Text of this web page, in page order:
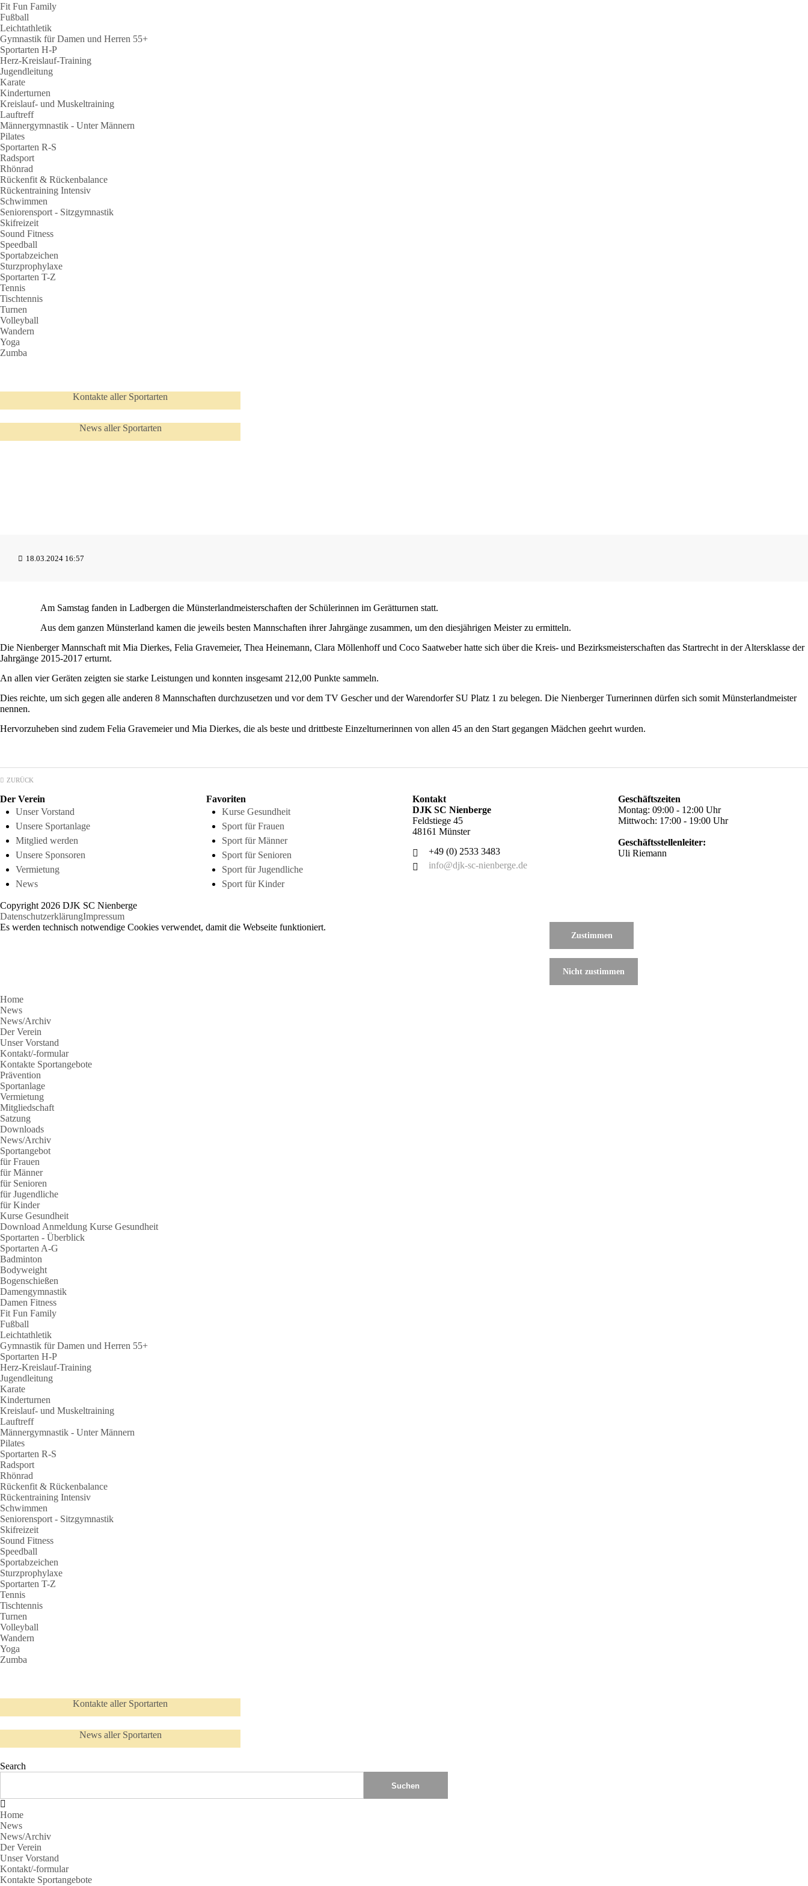
Fit Fun Family
Fußball
Leichtathletik
Gymnastik für Damen und Herren 55+
Sportarten H-P
Herz-Kreislauf-Training
Jugendleitung
Karate
Kinderturnen
Kreislauf- und Muskeltraining
Lauftreff
Männergymnastik - Unter Männern
Pilates
Sportarten R-S
Radsport
Rhönrad
Rückenfit & Rückenbalance
Rückentraining Intensiv
Schwimmen
Seniorensport - Sitzgymnastik
Skifreizeit
Sound Fitness
Speedball
Sportabzeichen
Sturzprophylaxe
Sportarten T-Z
Tennis
Tischtennis
Turnen
Volleyball
Wandern
Yoga
Zumba
Kontakte aller Sportarten
News aller Sportarten
18.03.2024 16:57
Am Samstag fanden in Ladbergen die Münsterlandmeisterschaften der Schülerinnen im Gerätturnen statt.
Aus dem ganzen Münsterland kamen die jeweils besten Mannschaften ihrer Jahrgänge zusammen, um den diesjährigen Meister zu ermitteln.
Die Nienberger Mannschaft mit Mia Dierkes, Felia Gravemeier, Thea Heinemann, Clara Möllenhoff und Coco Saatweber hatte sich über die Kreis- und Bezirksmeisterschaften das Startrecht in der Altersklasse der
Jahrgänge 2015-2017 erturnt.
An allen vier Geräten zeigten sie starke Leistungen und konnten insgesamt 212,00 Punkte sammeln.
Dies reichte, um sich gegen alle anderen 8 Mannschaften durchzusetzen und vor dem TV Gescher und der Warendorfer SU Platz 1 zu belegen. Die Nienberger Turnerinnen dürfen sich somit Münsterlandmeister
nennen.
Hervorzuheben sind zudem Felia Gravemeier und Mia Dierkes, die als beste und drittbeste Einzelturnerinnen von allen 45 an den Start gegangen Mädchen geehrt wurden.
ZURÜCK
Der Verein
Unser Vorstand
Unsere Sportanlage
Mitglied werden
Unsere Sponsoren
Vermietung
News
Favoriten
Kurse Gesundheit
Sport für Frauen
Sport für Männer
Sport für Senioren
Sport für Jugendliche
Sport für Kinder
Kontakt
DJK SC Nienberge
Feldstiege 45
48161 Münster
+49 (0) 2533 3483
info@djk-sc-nienberge.de
Geschäftszeiten
Montag: 09:00 - 12:00 Uhr
Mittwoch: 17:00 - 19:00 Uhr
Geschäftsstellenleiter:
Uli Riemann
Copyright 2026 DJK SC Nienberge
DatenschutzerklärungImpressum
Es werden technisch notwendige Cookies verwendet, damit die Webseite funktioniert.
Zustimmen
Nicht zustimmen
Home
News
News/Archiv
Der Verein
Unser Vorstand
Kontakt/-formular
Kontakte Sportangebote
Prävention
Sportanlage
Vermietung
Mitgliedschaft
Satzung
Downloads
News/Archiv
Sportangebot
für Frauen
für Männer
für Senioren
für Jugendliche
für Kinder
Kurse Gesundheit
Download Anmeldung Kurse Gesundheit
Sportarten - Überblick
Sportarten A-G
Badminton
Bodyweight
Bogenschießen
Damengymnastik
Damen Fitness
Fit Fun Family
Fußball
Leichtathletik
Gymnastik für Damen und Herren 55+
Sportarten H-P
Herz-Kreislauf-Training
Jugendleitung
Karate
Kinderturnen
Kreislauf- und Muskeltraining
Lauftreff
Männergymnastik - Unter Männern
Pilates
Sportarten R-S
Radsport
Rhönrad
Rückenfit & Rückenbalance
Rückentraining Intensiv
Schwimmen
Seniorensport - Sitzgymnastik
Skifreizeit
Sound Fitness
Speedball
Sportabzeichen
Sturzprophylaxe
Sportarten T-Z
Tennis
Tischtennis
Turnen
Volleyball
Wandern
Yoga
Zumba
Kontakte aller Sportarten
News aller Sportarten
Search
Home
News
News/Archiv
Der Verein
Unser Vorstand
Kontakt/-formular
Kontakte Sportangebote